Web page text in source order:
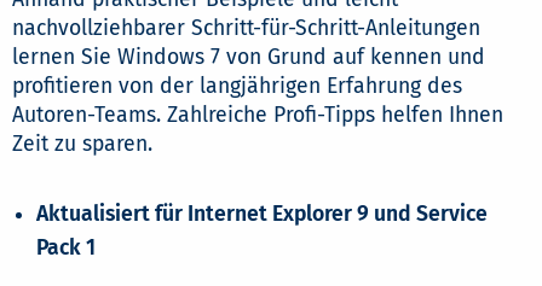
nachvollziehbarer Schritt-für-Schritt-Anleitungen
lernen Sie Windows 7 von Grund auf kennen und
profitieren von der langjährigen Erfahrung des
Autoren-Teams. Zahlreiche Profi-Tipps helfen Ihnen
Zeit zu sparen.
Aktualisiert für Internet Explorer 9 und Service
Pack 1